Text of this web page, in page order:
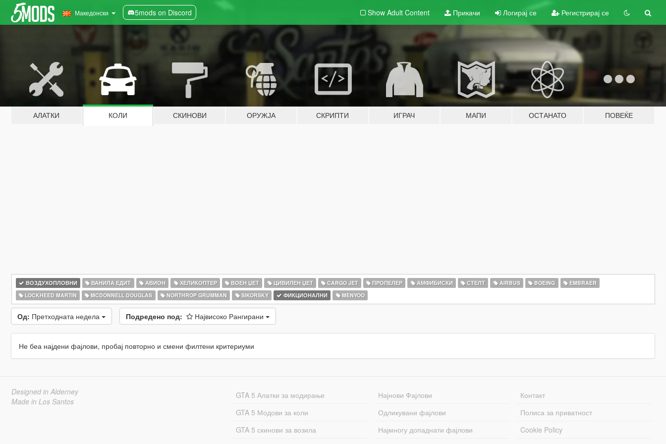
Македонски 5mods on Discord Show Adult Content Прикачи Логирај се Регистрирај се
АЛАТКИ КОЛИ СКИНОВИ ОРУЖЈА СКРИПТИ ИГРАЧ МАПИ ОСТАНАТО ПОВЕЌЕ
ВОЗДУХОПЛОВНИ ВАНИЛА ЕДИТ АВИОН ХЕЛИКОПТЕР ВОЕН ЏЕТ ЦИВИЛЕН ЏЕТ CARGO JET ПРОПЕЛЕР АМФИБИСКИ СТЕЛТ AIRBUS BOEING
EMBRAER
LOCKHEED MARTIN
MCDONNELL DOUGLAS NORTHROP GRUMMAN SIKORSKY ФИКЦИОНАЛНИ MENYOO
Од: Претходната недела Подредено под: Највисоко Рангирани
Не беа најдени фајлови, пробај повторно и смени филтени критериуми
Designed in Alderney
Made in Los Santos
GTA 5 Алатки за модирање
GTA 5 Модови за коли
GTA 5 скинови за возила
Најнови Фајлови
Одликувани фајлови
Најмногу допаднати фајлови
Контакт
Полиса за приватност
Cookie Policy